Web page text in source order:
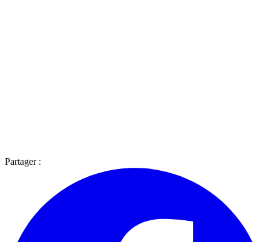
Partager :